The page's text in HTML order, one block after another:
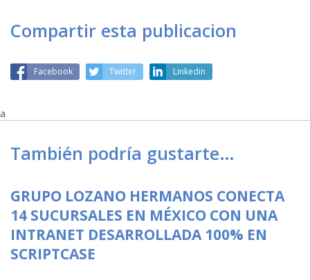
Compartir esta publicacion
Facebook Twitter Linkedin
a
También podría gustarte…
GRUPO LOZANO HERMANOS CONECTA
14 SUCURSALES EN MÉXICO CON UNA
INTRANET DESARROLLADA 100% EN
SCRIPTCASE